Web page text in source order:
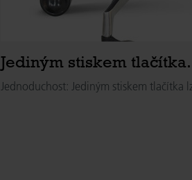
Jediným stiskem tlačítka.
Jednoduchost: Jediným stiskem tlačítka